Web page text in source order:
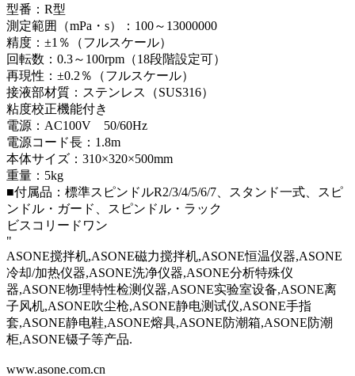
型番：R型
測定範囲（mPa・s）：100～13000000
精度：±1％（フルスケール）
回転数：0.3～100rpm（18段階設定可）
再現性：±0.2％（フルスケール）
接液部材質：ステンレス（SUS316）
粘度校正機能付き
電源：AC100V 50/60Hz
電源コード長：1.8m
本体サイズ：310×320×500mm
重量：5kg
■付属品：標準スピンドルR2/3/4/5/6/7、スタンド一式、スピ
ンドル・ガード、スピンドル・ラック
ビスコリードワン
"
ASONE搅拌机,ASONE磁力搅拌机,ASONE恒温仪器,ASONE
冷却/加热仪器,ASONE洗净仪器,ASONE分析特殊仪
器,ASONE物理特性检测仪器,ASONE实验室设备,ASONE离
子风机,ASONE吹尘枪,ASONE静电测试仪,ASONE手指
套,ASONE静电鞋,ASONE熔具,ASONE防潮箱,ASONE防潮
柜,ASONE镊子等产品.
www.asone.com.cn